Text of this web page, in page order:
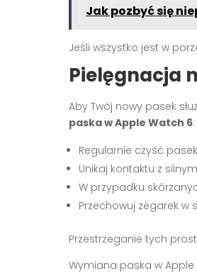
Jak pozbyć się
Jeśli wszystko jest w
Pielęgnacja
Aby Twój nowy pasek
paska w Apple Watch 6:
Regularnie czyść
Unikaj kontaktu z
W przypadku
Przechowuj zegarek w
Przestrzeganie tych
Wymiana paska w